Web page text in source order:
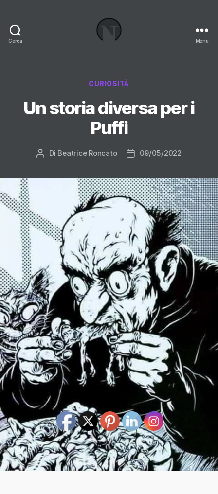
Cerca
Blog
Menu
Categorie
CURIOSITÀ
Un storia diversa per i
Puffi
Autore
Di Beatrice Roncato
Data09/05/2022